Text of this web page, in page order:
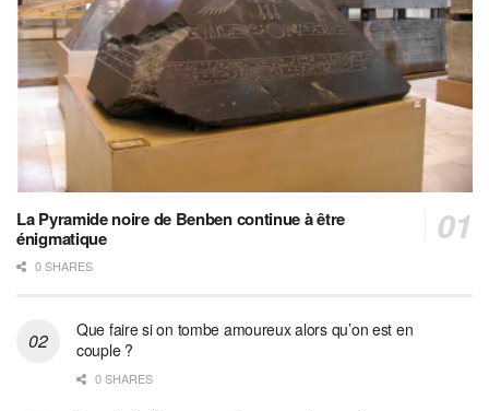
La Pyramide noire de Benben continue à être
énigmatique
0 SHARES
Que faire si on tombe amoureux alors qu’on est en
couple ?
0 SHARES